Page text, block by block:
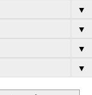
▼
▼
▼
▼